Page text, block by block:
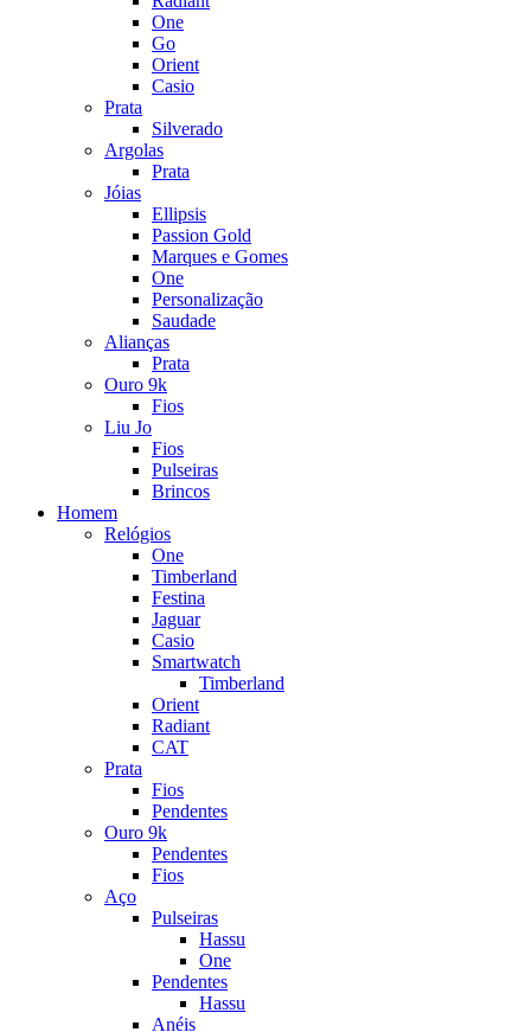
One
Go
Orient
Casio
Prata
Silverado
Argolas
Prata
Jóias
Ellipsis
Passion Gold
Marques e Gomes
One
Personalização
Saudade
Alianças
Prata
Ouro 9k
Fios
Liu Jo
Fios
Pulseiras
Brincos
Homem
Relógios
One
Timberland
Festina
Jaguar
Casio
Smartwatch
Timberland
Orient
Radiant
CAT
Prata
Fios
Pendentes
Ouro 9k
Pendentes
Fios
Aço
Pulseiras
Hassu
One
Pendentes
Hassu
Anéis